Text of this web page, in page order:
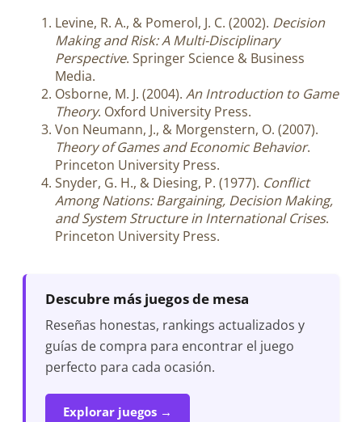
Levine, R. A., & Pomerol, J. C. (2002). Decision
Making and Risk: A Multi-Disciplinary
Perspective. Springer Science & Business
Media.
Osborne, M. J. (2004). An Introduction to Game
Theory. Oxford University Press.
Von Neumann, J., & Morgenstern, O. (2007).
Theory of Games and Economic Behavior.
Princeton University Press.
Snyder, G. H., & Diesing, P. (1977). Conflict
Among Nations: Bargaining, Decision Making,
and System Structure in International Crises.
Princeton University Press.
Descubre más juegos de mesa
Reseñas honestas, rankings actualizados y
guías de compra para encontrar el juego
perfecto para cada ocasión.
Explorar juegos →